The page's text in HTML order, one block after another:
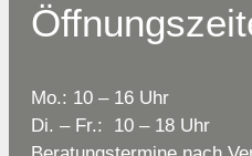
Mo.: 10 – 16 Uhr
Di. – Fr.: 10 – 18 Uhr